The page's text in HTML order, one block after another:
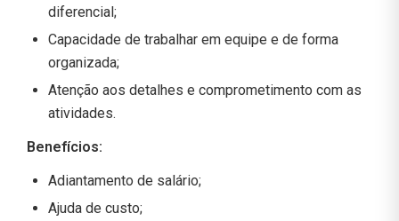
diferencial;
Capacidade de trabalhar em equipe e de forma
organizada;
Atenção aos detalhes e comprometimento com as
atividades.
Benefícios:
Adiantamento de salário;
Ajuda de custo;